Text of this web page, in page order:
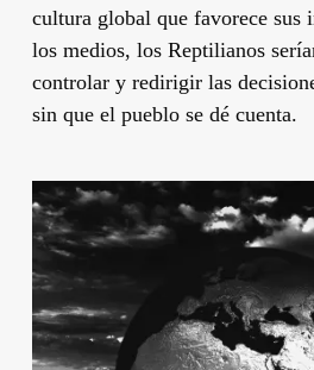
cultura global que favorece sus
los medios, los Reptilianos
controlar y redirigir las
sin que el pueblo se dé cuenta.